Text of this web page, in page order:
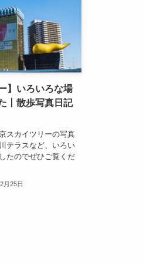
】いろいろな場
丨散歩写真日記
スカイツリーの写真
テラスなど、いろい
たのでぜひご覧くだ
月25日